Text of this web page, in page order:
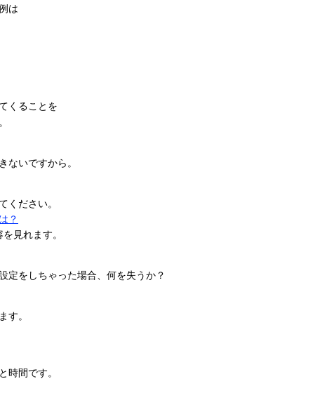
は
くることを
ないですから。
ください。
？
見れます。
定をしちゃった場合、何を失うか？
す。
時間です。